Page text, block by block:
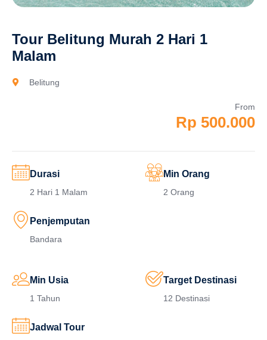
Tour Belitung Murah 2 Hari 1
Malam
Belitung
From
Rp 500.000
Durasi
2 Hari 1 Malam
Min Orang
2 Orang
Penjemputan
Bandara
Min Usia
1 Tahun
Target Destinasi
12 Destinasi
Jadwal Tour